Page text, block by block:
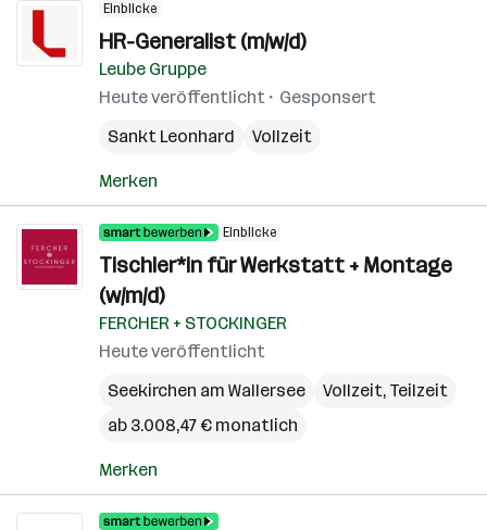
Einblicke
HR-Generalist (m/w/d)
Leube Gruppe
Heute veröffentlicht
Gesponsert
Sankt Leonhard
Vollzeit
Merken
Einblicke
Tischler*in für Werkstatt + Montage
(w/m/d)
FERCHER + STOCKINGER
Heute veröffentlicht
Seekirchen am Wallersee
Vollzeit, Teilzeit
ab 3.008,47 € monatlich
Merken